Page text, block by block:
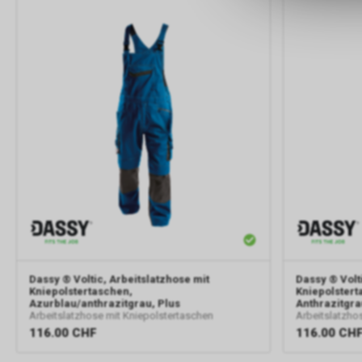
Dassy ® Voltic, Arbeitslatzhose mit
Kniepolstertaschen,
Azurblau/anthrazitgrau, Plus
Arbeitslatzhose mit Kniepolstertaschen
116.00 CHF
Dassy ®
116.00